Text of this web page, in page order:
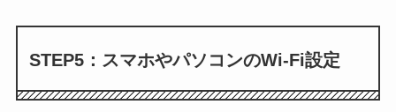
STEP5：スマホやパソコンのWi-Fi設定